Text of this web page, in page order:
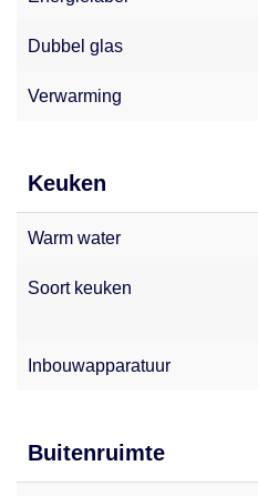
Dubbel glas
Verwarming
Keuken
Warm water
Soort keuken
Inbouwapparatuur
Buitenruimte